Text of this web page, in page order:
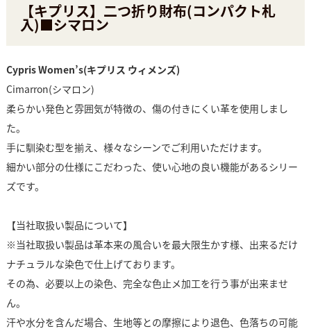
【キプリス】二つ折り財布(コンパクト札
入)■シマロン
Cypris Women’s(キプリス ウィメンズ)
Cimarron(シマロン)
柔らかい発色と雰囲気が特徴の、傷の付きにくい革を使用しまし
た。
手に馴染む型を揃え、様々なシーンでご利用いただけます。
細かい部分の仕様にこだわった、使い心地の良い機能があるシリー
ズです。
【当社取扱い製品について】
※当社取扱い製品は革本来の風合いを最大限生かす様、出来るだけ
ナチュラルな染色で仕上げております。
その為、必要以上の染色、完全な色止メ加工を行う事が出来ませ
ん。
汗や水分を含んだ場合、生地等との摩擦により退色、色落ちの可能